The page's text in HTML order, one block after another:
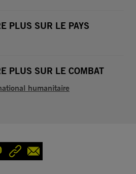
PLUS SUR LE PAYS
PLUS SUR LE COMBAT
humanitaire